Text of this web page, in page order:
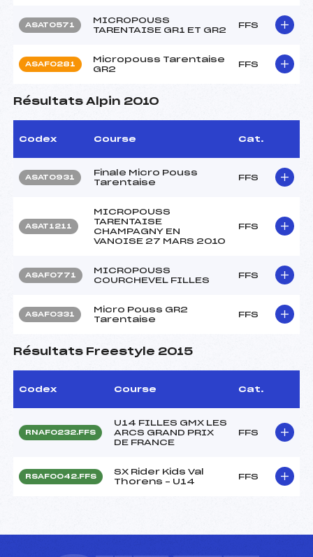
ASAT0571
MICROPOUSS
TARENTAISE GR1 ET GR2
FFS
ASAF0281
Micropouss Tarentaise
GR2
FFS
Résultats Alpin 2010
Codex Course Cat.
ASAT0931
Finale Micro Pouss
Tarentaise
FFS
ASAT1211
MICROPOUSS
TARENTAISE
CHAMPAGNY EN
VANOISE 27 MARS 2010
FFS
ASAF0771
MICROPOUSS
COURCHEVEL FILLES
FFS
ASAF0331
Micro Pouss GR2
Tarentaise
FFS
Résultats Freestyle 2015
Codex Course Cat.
RNAF0232.FFS
U14 FILLES GMX LES
ARCS GRAND PRIX
DE FRANCE
FFS
RSAF0042.FFS
SX Rider Kids Val
Thorens – U14
FFS